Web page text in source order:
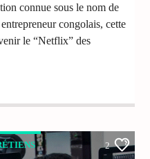
connue sous le nom de
congolais, cette
le “Netflix” des
2